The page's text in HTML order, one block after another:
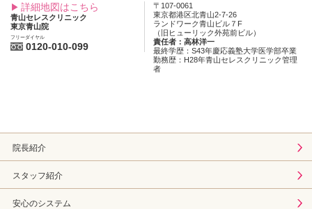
詳細地図はこちら
青山セレスクリニック
東京青山院
フリーダイヤル
0120-010-099
〒107-0061
東京都港区北青山2-7-26
ランドワーク青山ビル７F
（旧ヒューリック外苑前ビル）
責任者：高林洋一
最終学歴：S43年慶応義塾大学医学部卒業
勤務歴：H28年青山セレスクリニック管理
者
院長紹介
スタッフ紹介
安心のシステム